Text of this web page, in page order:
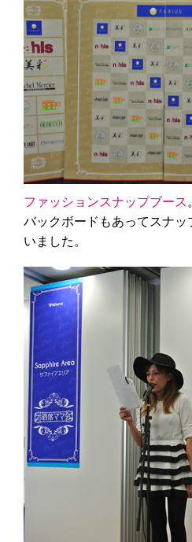
ファッションスナップブース。
バックボードもあってスナッ
いました。